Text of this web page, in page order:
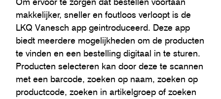
makkelijker, sneller en foutloos verloopt is de
LKQ Vanesch app geintroduceerd. Deze app
biedt meerdere mogelijkheden om de producten
te vinden en een bestelling digitaal in te sturen.
Producten selecteren kan door deze te scannen
met een barcode, zoeken op naam, zoeken op
productcode, zoeken in artikelgroep of zoeken